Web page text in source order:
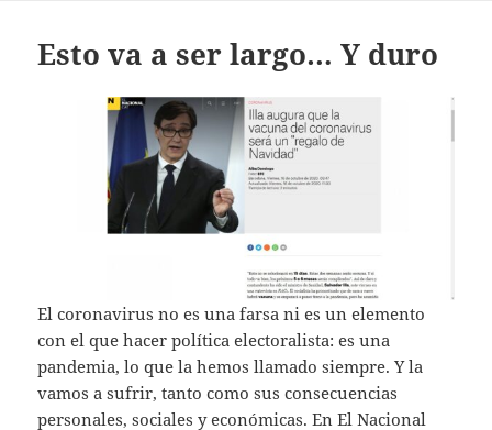
Esto va a ser largo… Y duro
El coronavirus no es una farsa ni es un elemento
con el que hacer política electoralista: es una
pandemia, lo que la hemos llamado siempre. Y la
vamos a sufrir, tanto como sus consecuencias
personales, sociales y económicas. En El Nacional